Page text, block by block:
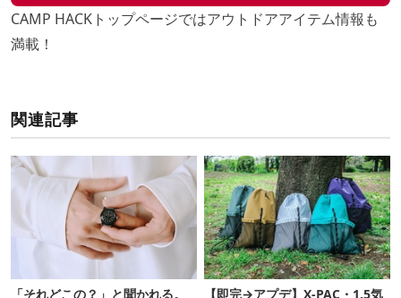
CAMP HACKトップページではアウトドアアイテム情報も
満載！
関連記事
「それどこの？」と聞かれる。
【即完→アプデ】X-PAC・1.5気